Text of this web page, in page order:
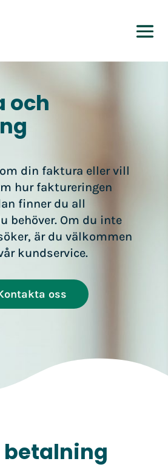
och
din faktura eller vill
hur faktureringen
finner du all
behöver. Om du inte
är du välkommen
kundservice.
oss
betalning